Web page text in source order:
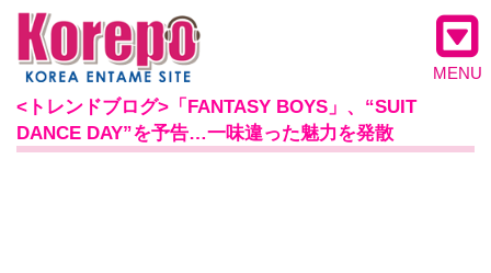
MENU
<トレンドブログ>「FANTASY BOYS」、“SUIT
DANCE DAY”を予告…一味違った魅力を発散